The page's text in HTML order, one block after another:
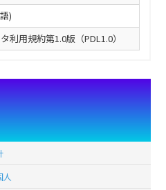
)
利用規約第1.0版（PDL1.0）
人